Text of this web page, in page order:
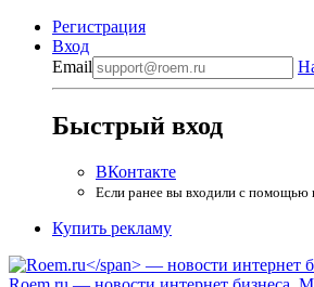
Регистрация
Вход
Email
Быстрый вход
ВКонтакте
Если ранее вы входили с помощью
Купить рекламу